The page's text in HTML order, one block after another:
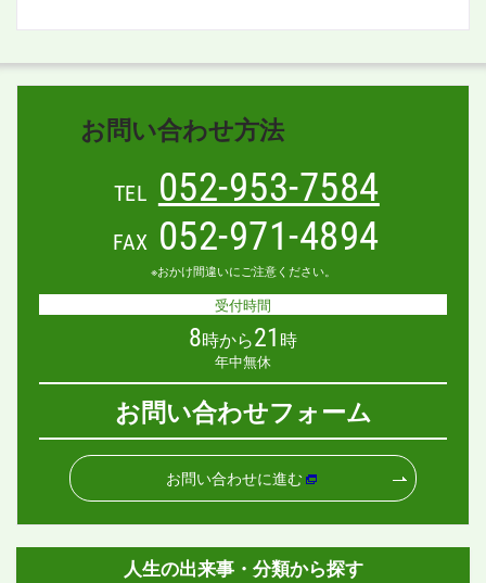
お問い合わせ方法
TEL 052-953-7584
FAX 052-971-4894
※おかけ間違いにご注意ください。
受付時間
8時から21 時
年中無休
お問い合わせフォーム
お問い合わせに進む
人生の出来事・分類から探す